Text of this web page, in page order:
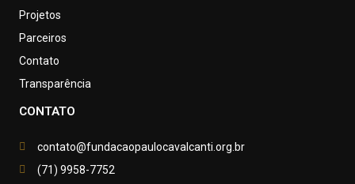
Projetos
Parceiros
Contato
Transparência
CONTATO
contato@fundacaopaulocavalcanti.org.br
(71) 9958-7752